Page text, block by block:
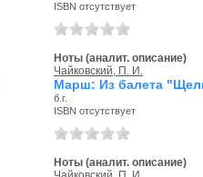
ISBN отсутствует
Ноты (аналит. описание)
Чайковский, П. И.
Марш: Из балета
б.г.
ISBN отсутствует
Ноты (аналит. описание)